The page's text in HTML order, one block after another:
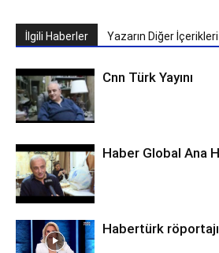
İlgili Haberler Yazarın Diğer İçerikleri
Cnn Türk Yayını
Haber Global Ana
Habertürk röportajı